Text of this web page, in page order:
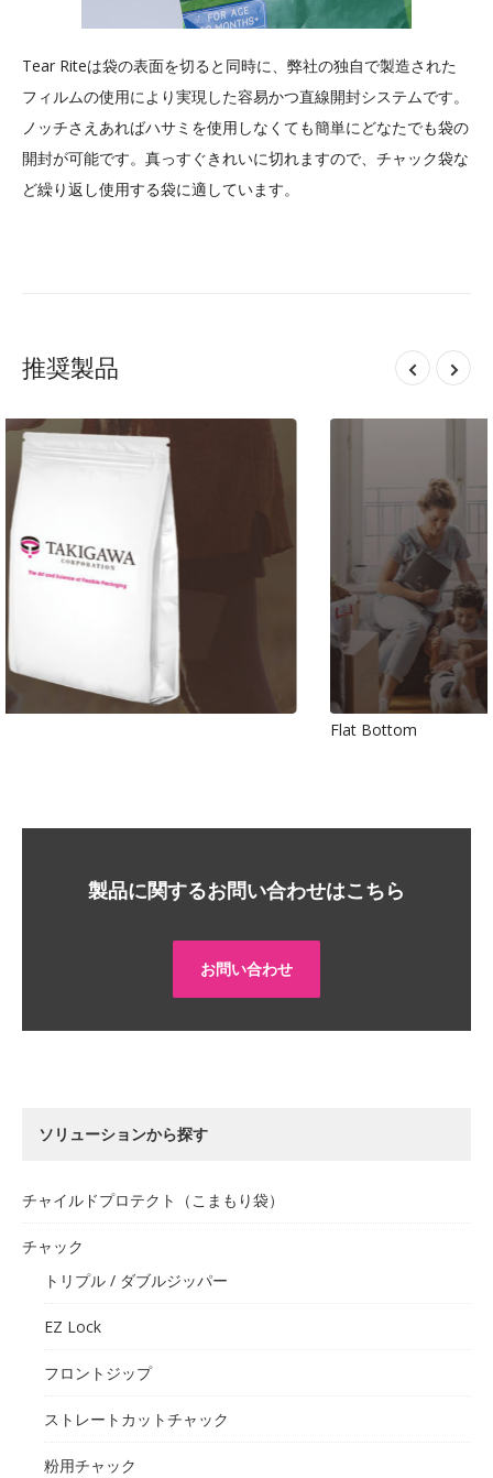
Tear Riteは袋の表面を切ると同時に、弊社の独自で製造された
フィルムの使用により実現した容易かつ直線開封システムです。
ノッチさえあればハサミを使用しなくても簡単にどなたでも袋の
開封が可能です。真っすぐきれいに切れますので、チャック袋な
ど繰り返し使用する袋に適しています。
推奨製品
製品に関するお問い合わせはこちら
お問い合わせ
ソリューションから探す
チャイルドプロテクト（こまもり袋）
チャック
トリプル / ダブルジッパー
EZ Lock
フロントジップ
ストレートカットチャック
粉用チャック